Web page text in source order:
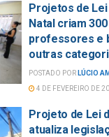
Projetos de
Natal criam
professores e
outras
POSTADO POR LÚCIO
4 DE FEVEREIRO DE
Projeto de Lei
atualiza